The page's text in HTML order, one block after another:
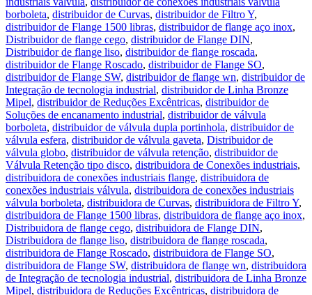
borboleta, distribuidor de Curvas, distribuidor de Filtro Y,
distribuidor de Flange 1500 libras, distribuidor de flange aço inox,
Distribuidor de flange cego, distribuidor de Flange DIN,
Distribuidor de flange liso, distribuidor de flange roscada,
distribuidor de Flange Roscado, distribuidor de Flange SO,
distribuidor de Flange SW, distribuidor de flange wn, distribuidor de
Integração de tecnologia industrial, distribuidor de Linha Bronze
Mipel, distribuidor de Reduções Excêntricas, distribuidor de
Soluções de encanamento industrial, distribuidor de válvula
borboleta, distribuidor de válvula dupla portinhola, distribuidor de
válvula esfera, distribuidor de válvula gaveta, Distribuidor de
válvula globo, distribuidor de válvula retenção, distribuidor de
Válvula Retenção tipo disco, distribuidora de Conexões industriais,
distribuidora de conexões industriais flange, distribuidora de
conexões industriais válvula, distribuidora de conexões industriais
válvula borboleta, distribuidora de Curvas, distribuidora de Filtro Y,
distribuidora de Flange 1500 libras, distribuidora de flange aço inox,
Distribuidora de flange cego, distribuidora de Flange DIN,
Distribuidora de flange liso, distribuidora de flange roscada,
distribuidora de Flange Roscado, distribuidora de Flange SO,
distribuidora de Flange SW, distribuidora de flange wn, distribuidora
de Integração de tecnologia industrial, distribuidora de Linha Bronze
Mipel, distribuidora de Reduções Excêntricas, distribuidora de